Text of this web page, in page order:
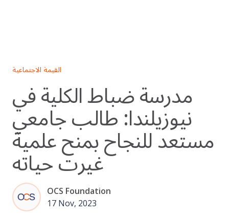
القيمة الاجتماعية
مدرسة ضباط الكلية في
نيوزيلندا: طالب جامعي
مستعد للنجاح بمنح علمية
غيرت حياته
OCS Foundation
17 Nov, 2023